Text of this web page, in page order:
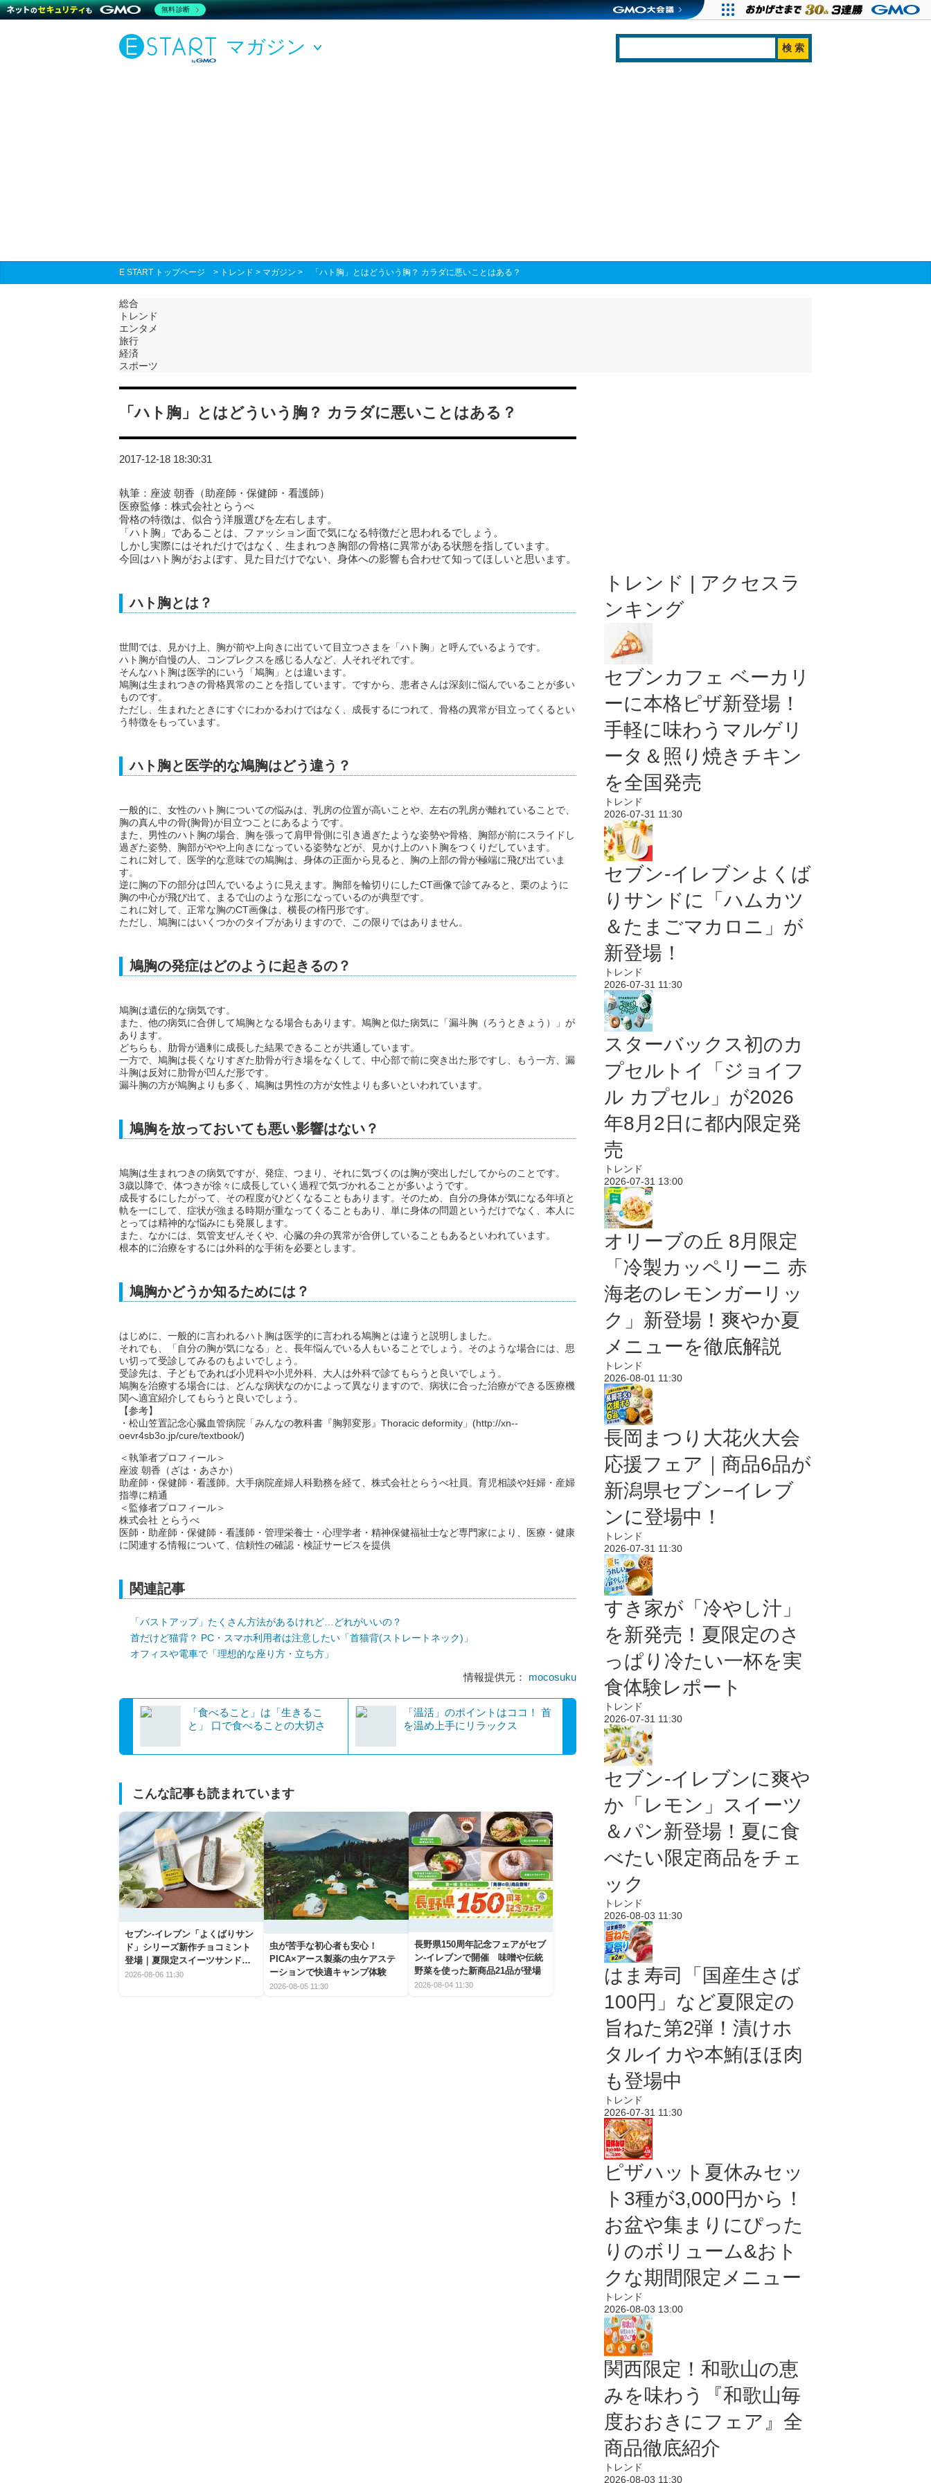
マガジン
E START トップページ > トレンド > マガジン > 「ハト胸」とはどういう胸？ カラダに悪いことはある？
総合
トレンド
エンタメ
旅行
経済
スポーツ
「ハト胸」とはどういう胸？ カラダに悪いことはある？
2017-12-18 18:30:31
執筆：座波 朝香（助産師・保健師・看護師）
医療監修：株式会社とらうべ
骨格の特徴は、似合う洋服選びを左右します。
「ハト胸」であることは、ファッション面で気になる特徴だと思われるでしょう。
しかし実際にはそれだけではなく、生まれつき胸部の骨格に異常がある状態を指しています。
今回はハト胸がおよぼす、見た目だけでない、身体への影響も合わせて知ってほしいと思います。
ハト胸とは？
世間では、見かけ上、胸が前や上向きに出ていて目立つさまを「ハト胸」と呼んでいるようです。
ハト胸が自慢の人、コンプレクスを感じる人など、人それぞれです。
そんなハト胸は医学的にいう「鳩胸」とは違います。
鳩胸は生まれつきの骨格異常のことを指しています。ですから、患者さんは深刻に悩んでいることが多い
ものです。
ただし、生まれたときにすぐにわかるわけではなく、成長するにつれて、骨格の異常が目立ってくるとい
う特徴をもっています。
ハト胸と医学的な鳩胸はどう違う？
一般的に、女性のハト胸についての悩みは、乳房の位置が高いことや、左右の乳房が離れていることで、
胸の真ん中の骨(胸骨)が目立つことにあるようです。
また、男性のハト胸の場合、胸を張って肩甲骨側に引き過ぎたような姿勢や骨格、胸部が前にスライドし
過ぎた姿勢、胸部がやや上向きになっている姿勢などが、見かけ上のハト胸をつくりだしています。
これに対して、医学的な意味での鳩胸は、身体の正面から見ると、胸の上部の骨が極端に飛び出ていま
す。
逆に胸の下の部分は凹んでいるように見えます。胸部を輪切りにしたCT画像で診てみると、栗のように
胸の中心が飛び出て、まるで山のような形になっているのが典型です。
これに対して、正常な胸のCT画像は、横長の楕円形です。
ただし、鳩胸にはいくつかのタイプがありますので、この限りではありません。
鳩胸の発症はどのように起きるの？
鳩胸は遺伝的な病気です。
また、他の病気に合併して鳩胸となる場合もあります。鳩胸と似た病気に「漏斗胸（ろうときょう）」が
あります。
どちらも、肋骨が過剰に成長した結果できることが共通しています。
一方で、鳩胸は長くなりすぎた肋骨が行き場をなくして、中心部で前に突き出た形ですし、もう一方、漏
斗胸は反対に肋骨が凹んだ形です。
漏斗胸の方が鳩胸よりも多く、鳩胸は男性の方が女性よりも多いといわれています。
鳩胸を放っておいても悪い影響はない？
鳩胸は生まれつきの病気ですが、発症、つまり、それに気づくのは胸が突出しだしてからのことです。
3歳以降で、体つきが徐々に成長していく過程で気づかれることが多いようです。
成長するにしたがって、その程度がひどくなることもあります。そのため、自分の身体が気になる年頃と
軌を一にして、症状が強まる時期が重なってくることもあり、単に身体の問題というだけでなく、本人に
とっては精神的な悩みにも発展します。
また、なかには、気管支ぜんそくや、心臓の弁の異常が合併していることもあるといわれています。
根本的に治療をするには外科的な手術を必要とします。
鳩胸かどうか知るためには？
はじめに、一般的に言われるハト胸は医学的に言われる鳩胸とは違うと説明しました。
それでも、「自分の胸が気になる」と、長年悩んでいる人もいることでしょう。そのような場合には、思
い切って受診してみるのもよいでしょう。
受診先は、子どもであれば小児科や小児外科、大人は外科で診てもらうと良いでしょう。
鳩胸を治療する場合には、どんな病状なのかによって異なりますので、病状に合った治療ができる医療機
関へ適宜紹介してもらうと良いでしょう。
【参考】
・松山笠置記念心臓血管病院「みんなの教科書『胸郭変形』Thoracic deformity」(http://xn--
oevr4sb3o.jp/cure/textbook/)
＜執筆者プロフィール＞
座波 朝香（ざは・あさか）
助産師・保健師・看護師。大手病院産婦人科勤務を経て、株式会社とらうべ社員。育児相談や妊婦・産婦
指導に精通
＜監修者プロフィール＞
株式会社 とらうべ
医師・助産師・保健師・看護師・管理栄養士・心理学者・精神保健福祉士など専門家により、医療・健康
に関連する情報について、信頼性の確認・検証サービスを提供
関連記事
「バストアップ」たくさん方法があるけれど…どれがいいの？
首だけど猫背？ PC・スマホ利用者は注意したい「首猫背(ストレートネック)」
オフィスや電車で「理想的な座り方・立ち方」
情報提供元： mocosuku
「食べること」は「生きるこ
と」 口で食べることの大切さ
「温活」のポイントはココ！ 首
を温め上手にリラックス
こんな記事も読まれています
セブン‐イレブン「よくばりサン
ド」シリーズ新作チョコミント
登場｜夏限定スイーツサンドの
爽快な魅力
2026-08-06 11:30
虫が苦手な初心者も安心！
PICA×アース製薬の虫ケアステ
ーションで快適キャンプ体験
2026-08-05 11:30
長野県150周年記念フェアがセブ
ン-イレブンで開催 味噌や伝統
野菜を使った新商品21品が登場
2026-08-04 11:30
トレンド | アクセスラ
ンキング
セブンカフェ ベーカリ
ーに本格ピザ新登場！
手軽に味わうマルゲリ
ータ＆照り焼きチキン
を全国発売
トレンド
2026-07-31 11:30
セブン‐イレブンよくば
りサンドに「ハムカツ
＆たまごマカロニ」が
新登場！
トレンド
2026-07-31 11:30
スターバックス初のカ
プセルトイ「ジョイフ
ル カプセル」が2026
年8月2日に都内限定発
売
トレンド
2026-07-31 13:00
オリーブの丘 8月限定
「冷製カッペリーニ 赤
海老のレモンガーリッ
ク」新登場！爽やか夏
メニューを徹底解説
トレンド
2026-08-01 11:30
長岡まつり大花火大会
応援フェア｜商品6品が
新潟県セブン−イレブ
ンに登場中！
トレンド
2026-07-31 11:30
すき家が「冷やし汁」
を新発売！夏限定のさ
っぱり冷たい一杯を実
食体験レポート
トレンド
2026-07-31 11:30
セブン‐イレブンに爽や
か「レモン」スイーツ
＆パン新登場！夏に食
べたい限定商品をチェ
ック
トレンド
2026-08-03 11:30
はま寿司「国産生さば
100円」など夏限定の
旨ねた第2弾！漬けホ
タルイカや本鮪ほほ肉
も登場中
トレンド
2026-07-31 11:30
ピザハット夏休みセッ
ト3種が3,000円から！
お盆や集まりにぴった
りのボリューム&おト
クな期間限定メニュー
トレンド
2026-08-03 13:00
関西限定！和歌山の恵
みを味わう『和歌山毎
度おおきにフェア』全
商品徹底紹介
トレンド
2026-08-03 11:30
無料診断